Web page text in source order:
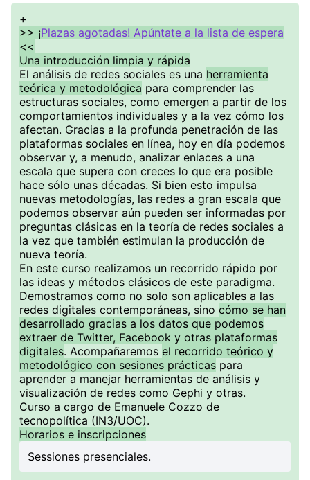
+
>> ¡Plazas agotadas! Apúntate a la lista de espera
<<
Una introducción limpia y rápida
El análisis de redes sociales es una herramienta
teórica y metodológica para comprender las
estructuras sociales, como emergen a partir de los
comportamientos individuales y a la vez cómo los
afectan. Gracias a la profunda penetración de las
plataformas sociales en línea, hoy en día podemos
observar y, a menudo, analizar enlaces a una
escala que supera con creces lo que era posible
hace sólo unas décadas. Si bien esto impulsa
nuevas metodologías, las redes a gran escala que
podemos observar aún pueden ser informadas por
preguntas clásicas en la teoría de redes sociales a
la vez que también estimulan la producción de
nueva teoría.
En este curso realizamos un recorrido rápido por
las ideas y métodos clásicos de este paradigma.
Demostramos como no solo son aplicables a las
redes digitales contemporáneas, sino cómo se han
desarrollado gracias a los datos que podemos
extraer de Twitter, Facebook y otras plataformas
digitales. Acompañaremos el recorrido teórico y
metodológico con sesiones prácticas para
aprender a manejar herramientas de análisis y
visualización de redes como Gephi y otras.
Curso a cargo de Emanuele Cozzo de
tecnopolítica (IN3/UOC).
Horarios e inscripciones
Sessiones presenciales.